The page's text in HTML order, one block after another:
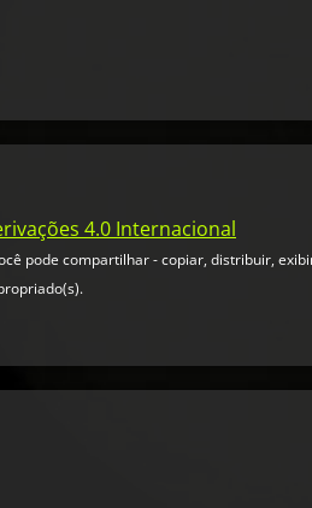
4.0 Internacional
pode compartilhar - copiar, distribuir,